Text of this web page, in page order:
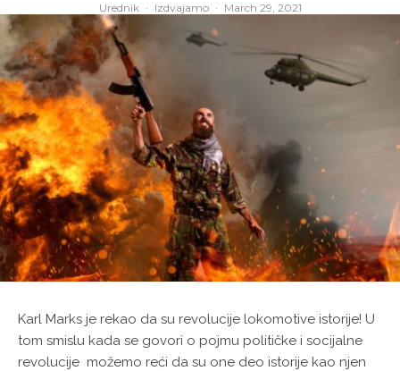
Urednik · Izdvajamo · March 29, 2021
Karl Marks je rekao da su revolucije lokomotive istorije! U
tom smislu kada se govori o pojmu političke i socijalne
revolucije možemo reći da su one deo istorije kao njen